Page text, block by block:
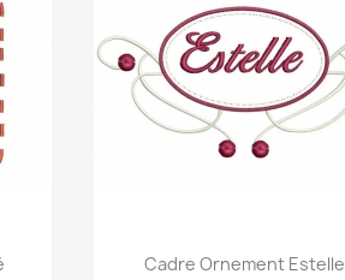
Aperçu rapide
Cadre Ornement Estelle